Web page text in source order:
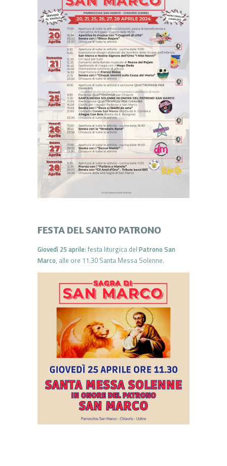
FESTA DEL SANTO PATRONO
Giovedì 25 aprile: festa liturgica del Patrono San
Marco, alle ore 11.30 Santa Messa Solenne.